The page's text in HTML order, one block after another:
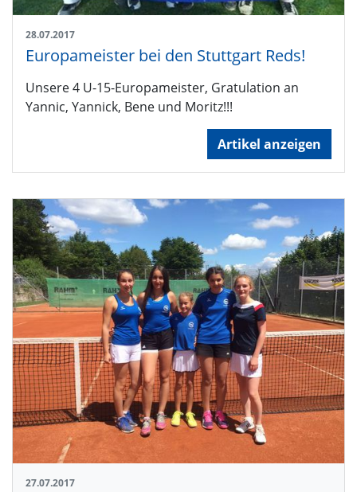
28.07.2017
Europameister bei den Stuttgart Reds!
Unsere 4 U-15-Europameister, Gratulation an
Yannic, Yannick, Bene und Moritz!!!
Artikel anzeigen
27.07.2017